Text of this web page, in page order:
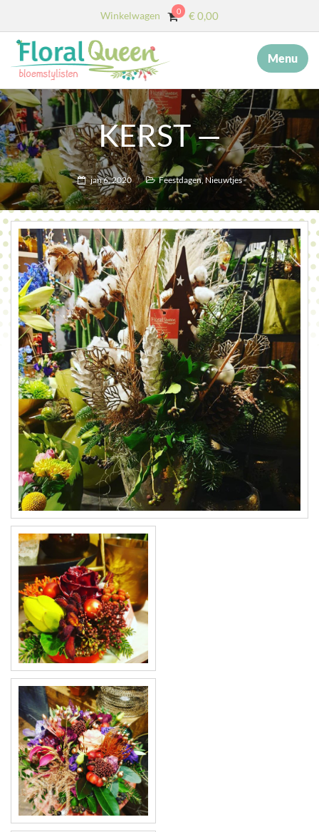
Winkelwagen 0 €0,00
Menu
KERST —
jan 6, 2020 Feestdagen, Nieuwtjes
MENU ×
START
OVER ONS
DIENSTEN
AFSCHEID MET BLOEMEN
COLLECTIE
WEBSHOP
BLOG
CONTACT